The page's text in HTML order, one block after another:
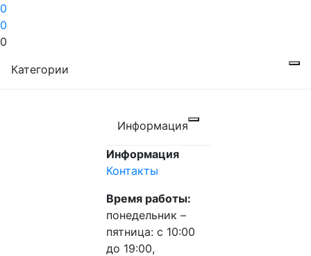
0
0
0
Категории
Информация
Информация
Контакты
Время работы:
понедельник –
пятница: с 10:00
до 19:00,